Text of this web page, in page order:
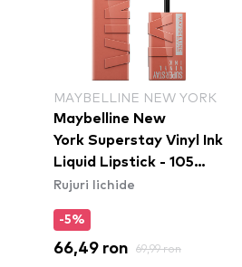
MAYBELLINE NEW YORK
Maybelline New
York Superstay Vinyl Ink
Liquid Lipstick - 105
Golden
Rujuri lichide
-5%
66,49 ron 69,99 ron